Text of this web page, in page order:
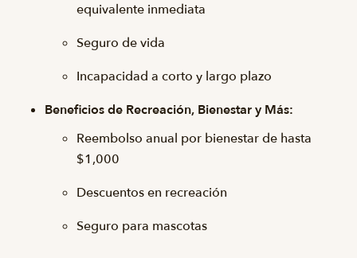
equivalente inmediata
Seguro de vida
Incapacidad a corto y largo plazo
Beneficios de Recreación, Bienestar y Más:
Reembolso anual por bienestar de hasta
$1,000
Descuentos en recreación
Seguro para mascotas